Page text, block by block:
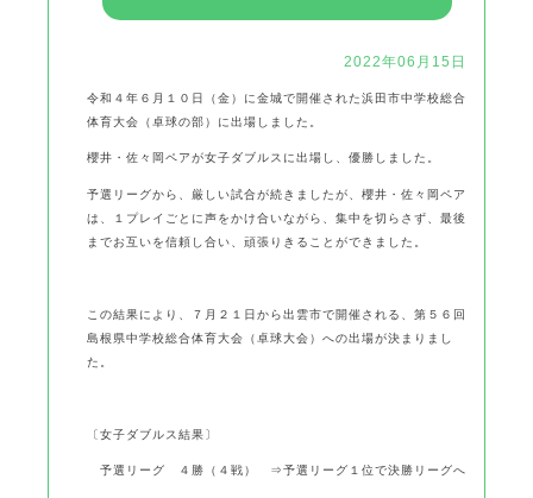
2022年06月15日
令和４年６月１０日（金）に金城で開催された浜田市中学校総合
体育大会（卓球の部）に出場しました。
櫻井・佐々岡ペアが女子ダブルスに出場し、優勝しました。
予選リーグから、厳しい試合が続きましたが、櫻井・佐々岡ペア
は、１プレイごとに声をかけ合いながら、集中を切らさず、最後
までお互いを信頼し合い、頑張りきることができました。
この結果により、７月２１日から出雲市で開催される、第５６回
島根県中学校総合体育大会（卓球大会）への出場が決まりまし
た。
〔女子ダブルス結果〕
予選リーグ ４勝（４戦） ⇒予選リーグ１位で決勝リーグへ